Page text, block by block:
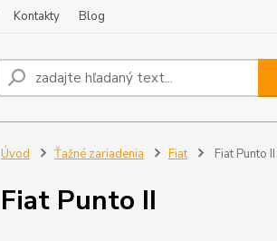
Kontakty Blog
Úvod Ťažné zariadenia Fiat Fiat Punto II
Fiat Punto II